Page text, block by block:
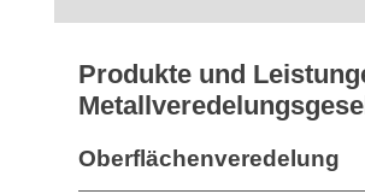
Produkte und
Oberflächenveredelung